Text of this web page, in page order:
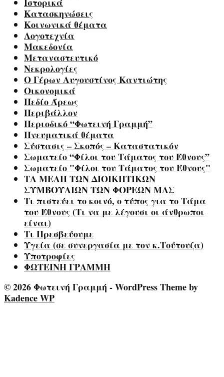
Κατασκηνώσεις
Κοινωνικά θέματα
Λογοτεχνία
Μακεδονία
Μεταναστευτικό
Νεκρολογίες
Ο Γέρων Αυγουστίνος Καντιώτης
Οικονομικά
Πεδίο Άρεως
Περιβάλλον
Περιοδικό “Φωτεινή Γραμμή”
Πνευματικά θέματα
Σύστασις – Σκοπός – Καταστατικόν
Σωματείο “Φίλοι του Τάματος του Έθνους”
Σωματείο "Φίλοι του Τάματος του Έθνους"
ΤΑ ΜΕΛΗ ΤΩΝ ΔΙΟΙΚΗΤΙΚΩΝ
ΣΥΜΒΟΥΛΙΩΝ ΤΩΝ ΦΟΡΕΩΝ ΜΑΣ
Τι πιστεύει το κοινό, ο τύπος για το Τάμα
του Έθνους (Τι να με λέγουσι οι άνθρωποι
είναι)
Τι Πρεσβεύουμε
Υγεία (σε συνεργασία με τον κ.Τούτουζα)
Υποτροφίες
ΦΩΤΕΙΝΗ ΓΡΑΜΜΗ
© 2026 Φωτεινή Γραμμή - WordPress Theme by
Kadence WP